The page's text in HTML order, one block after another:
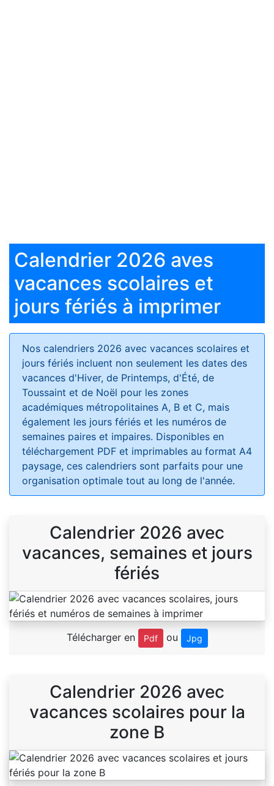
Calendrier 2026 aves
vacances scolaires et
jours fériés à imprimer
Nos calendriers 2026 avec vacances scolaires et
jours fériés incluent non seulement les dates des
vacances d'Hiver, de Printemps, d'Été, de
Toussaint et de Noël pour les zones
académiques métropolitaines A, B et C, mais
également les jours fériés et les numéros de
semaines paires et impaires. Disponibles en
téléchargement PDF et imprimables au format A4
paysage, ces calendriers sont parfaits pour une
organisation optimale tout au long de l'année.
Calendrier 2026 avec
vacances, semaines et jours
fériés
Télécharger en Pdf ou Jpg
Calendrier 2026 avec
vacances scolaires pour la
zone B